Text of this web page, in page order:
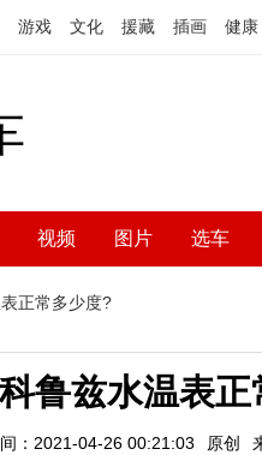
游戏 文化 援藏 插画 健康
视频 图片 选车
正常多少度?
科鲁兹水温表
：2021-04-26 00:21:03 原创